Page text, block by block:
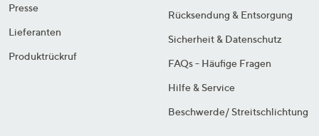
Presse
Lieferanten
Produktrückruf
Rücksendung & Entsorgung
Sicherheit & Datenschutz
FAQs - Häufige Fragen
Hilfe & Service
Beschwerde/ Streitschlichtung